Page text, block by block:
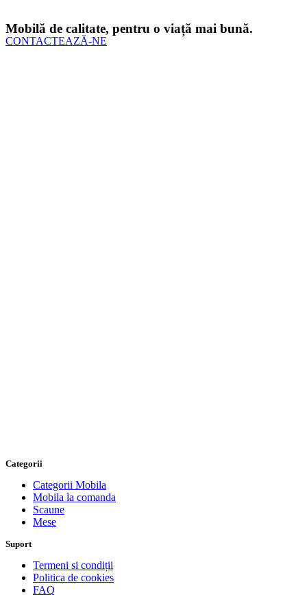
Mobilă de calitate, pentru o viață mai bună.
CONTACTEAZĂ-NE
Categorii
Categorii Mobila
Mobila la comanda
Scaune
Mese
Suport
Termeni si condiții
Politica de cookies
FAQ